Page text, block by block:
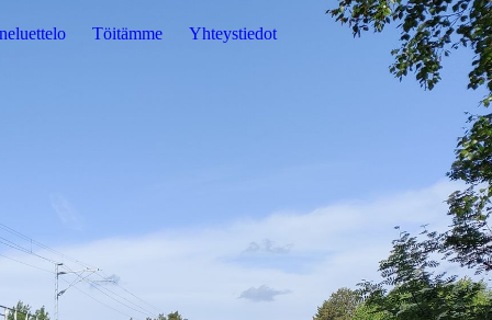
Töitämme Yhteystiedot